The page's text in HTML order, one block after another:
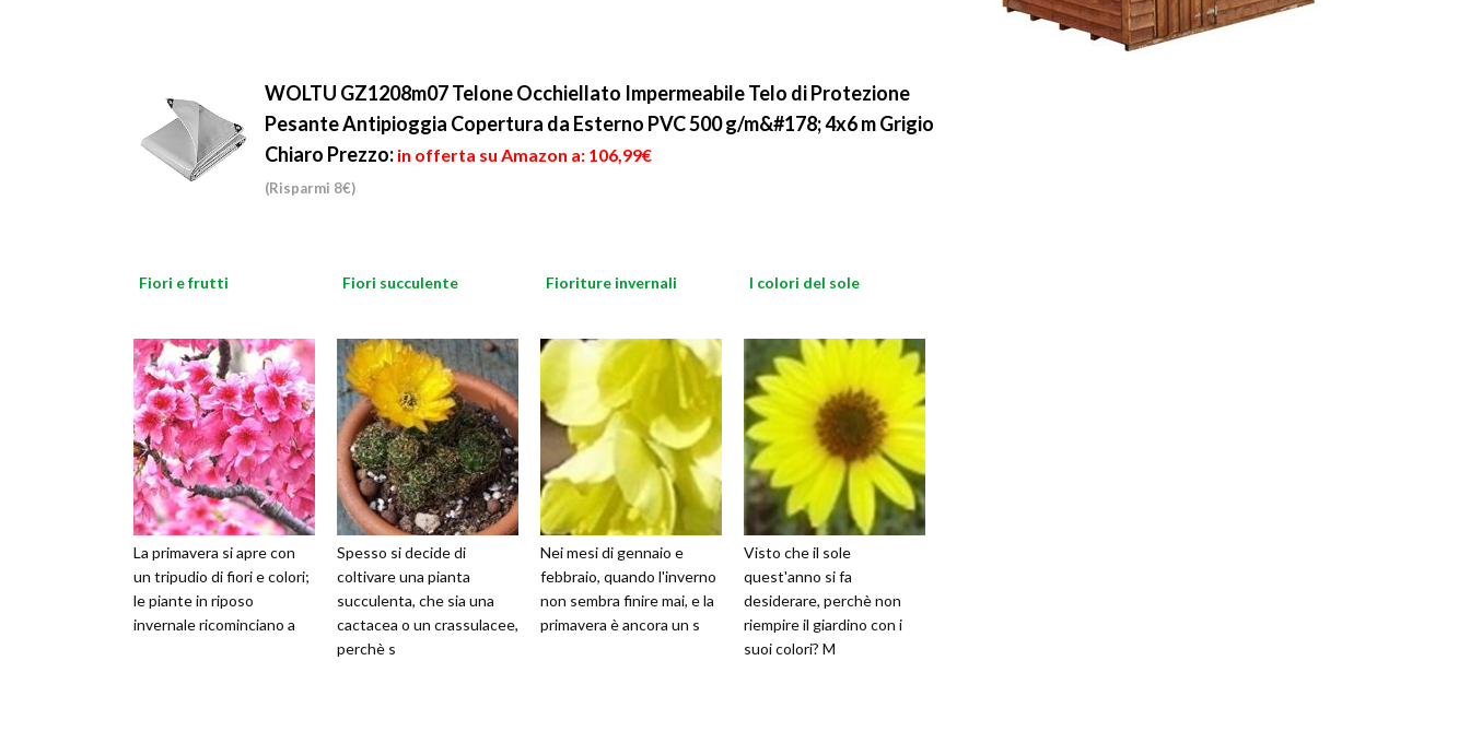
WOLTU GZ1208m07 Telone Occhiellato Impermeabile Telo di Protezione
Pesante Antipioggia Copertura da Esterno PVC 500 g/m&#178; 4x6 m Grigio
Chiaro Prezzo: in offerta su Amazon a: 106,99€
(Risparmi 8€)
Fiori e frutti
La primavera si apre con
un tripudio di fiori e colori;
le piante in riposo
invernale ricominciano a
Fiori succulente
Spesso si decide di
coltivare una pianta
succulenta, che sia una
cactacea o un crassulacee,
perchè s
Fioriture invernali
Nei mesi di gennaio e
febbraio, quando l'inverno
non sembra finire mai, e la
primavera è ancora un s
I colori del sole
Visto che il sole
quest'anno si fa
desiderare, perchè non
riempire il giardino con i
suoi colori? M